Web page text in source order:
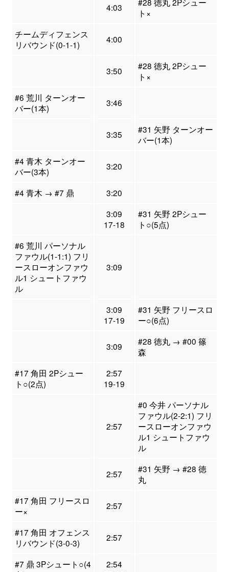
4:03
ト×
チームディフェンス
リバウンド(0-1-1)
4:00
3:50
#28 徳丸 2Pシュー
ト×
#6 荒川 ターンオー
バー(1本)
3:46
3:35
#31 矢野 ターンオー
バー(1本)
#4 青木 ターンオー
バー(3本)
3:20
#4 青木 → #7 鼎
3:20
3:09
17-18
#31 矢野 2Pシュー
ト○(5点)
#6 荒川 パーソナル
ファウル(1-1:1) フリ
ースローオンファウ
ル1 シュートファウ
ル
3:09
3:09
17-19
#31 矢野 フリースロ
ー○(6点)
3:09
#28 徳丸 → #00 篠
森
#17 角田 2Pシュー
ト○(2点)
2:57
19-19
2:57
#0 今井 パーソナル
ファウル(2-2:1) フリ
ースローオンファウ
ル1 シュートファウ
ル
2:57
#31 矢野 → #28 徳
丸
#17 角田 フリースロ
ー×
2:57
#17 角田 オフェンス
リバウンド(3-0-3)
2:57
#7 鼎 3Pシュート○(4
2:54